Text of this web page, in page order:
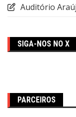
Auditório
SIGA-NOS NO X
PARCEIROS